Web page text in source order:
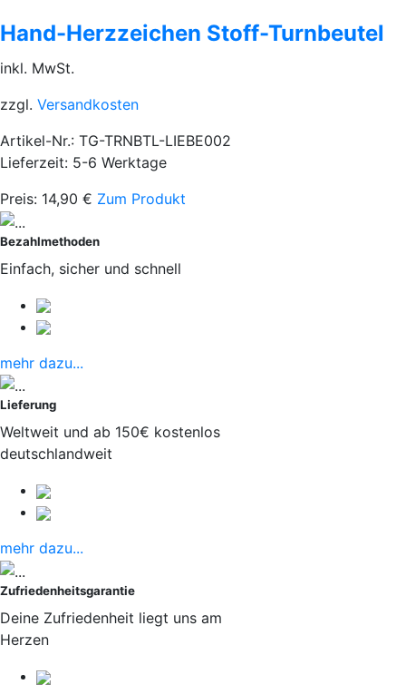
Hand-Herzzeichen Stoff-Turnbeutel
inkl. MwSt.
zzgl. Versandkosten
Artikel-Nr.: TG-TRNBTL-LIEBE002
Lieferzeit: 5-6 Werktage
Preis: 14,90 € Zum Produkt
Bezahlmethoden
Einfach, sicher und schnell
mehr dazu...
Lieferung
Weltweit und ab 150€ kostenlos
deutschlandweit
mehr dazu...
Zufriedenheitsgarantie
Deine Zufriedenheit liegt uns am
Herzen